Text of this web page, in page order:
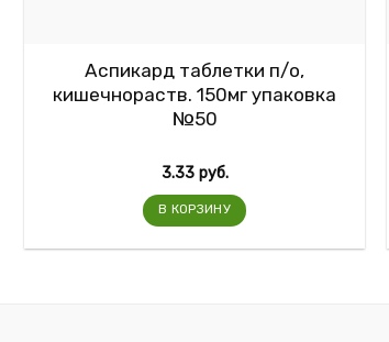
Аспикард таблетки п/о,
кишечнораств. 150мг упаковка
№50
3.33 руб.
В КОРЗИНУ